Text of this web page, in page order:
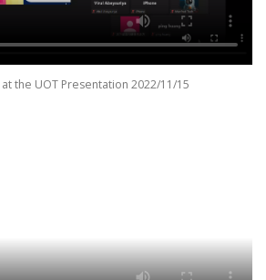
the UOT Presentation 2022/11/15